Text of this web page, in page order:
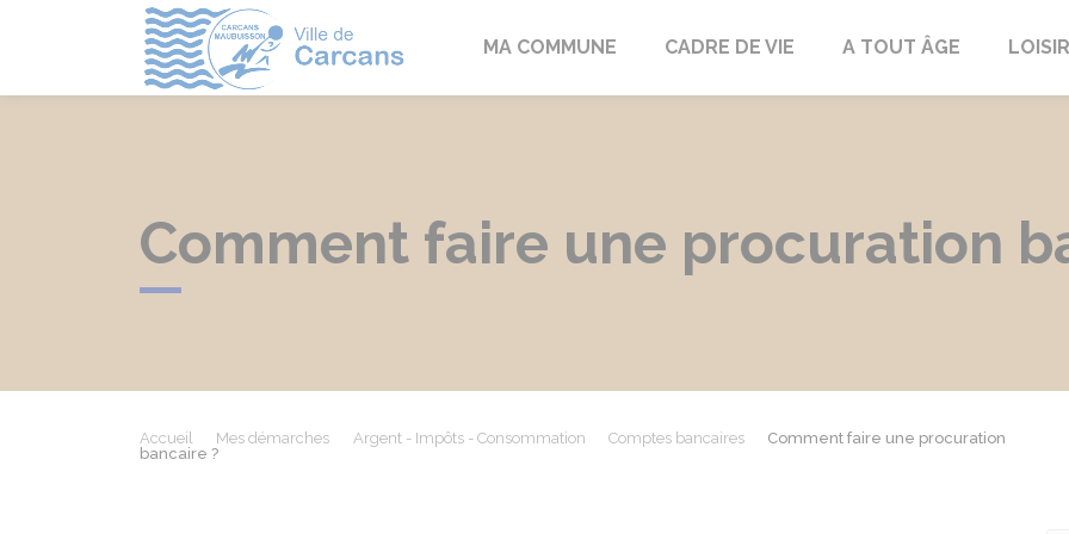
CarcansMA COMMUNE CADRE DE VIE A TOUT ÂGE
Comment faire une procuration
Accueil Mes démarches Argent - Impôts - Consommation Comptes bancaires
Comment faire une procuration
bancaire ?